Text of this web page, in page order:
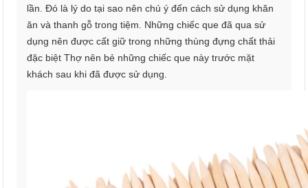
lần. Đó là lý do tại sao nên chú ý đến cách sử dụng khăn
ăn và thanh gỗ trong tiệm. Những chiếc que đã qua sử
dụng nên được cất giữ trong những thùng đựng chất thải
đặc biệt Thợ nên bẻ những chiếc que này trước mặt
khách sau khi đã được sử dụng.